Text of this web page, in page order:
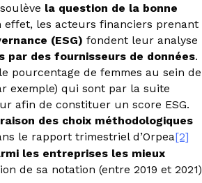
la question de la bonne
effet, les acteurs financiers prenant
(ESG) fondent leur analyse
par des fournisseurs de données.
pourcentage de femmes au sein de
exemple) qui sont par la suite
afin de constituer un score ESG.
des choix méthodologiques
le rapport trimestriel d’Orpea[2]
les entreprises les mieux
de sa notation (entre 2019 et 2021)